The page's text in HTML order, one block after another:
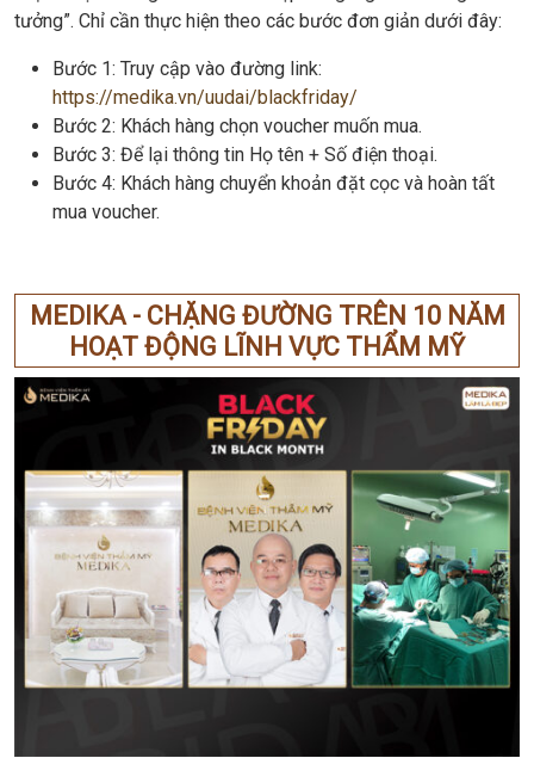
tưởng”. Chỉ cần thực hiện theo các bước đơn giản dưới đây:
Bước 1: Truy cập vào đường link:
https://medika.vn/uudai/blackfriday/
Bước 2: Khách hàng chọn voucher muốn mua.
Bước 3: Để lại thông tin Họ tên + Số điện thoại.
Bước 4: Khách hàng chuyển khoản đặt cọc và hoàn tất
mua voucher.
MEDIKA - CHẶNG ĐƯỜNG TRÊN 10 NĂM
HOẠT ĐỘNG LĨNH VỰC THẨM MỸ